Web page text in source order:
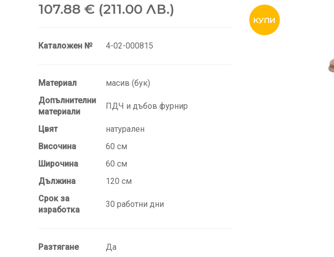
107.88 € (211.00 ЛВ.)
Каталожен № 4-02-000815
Материал
масив (бук)
Допълнителни
материали
ПДЧ и дъбов фурнир
Цвят
натурален
Височина
60 см
Широчина
60 см
Дължина
120 см
Срок за
изработка
30 работни дни
Разтягане Да